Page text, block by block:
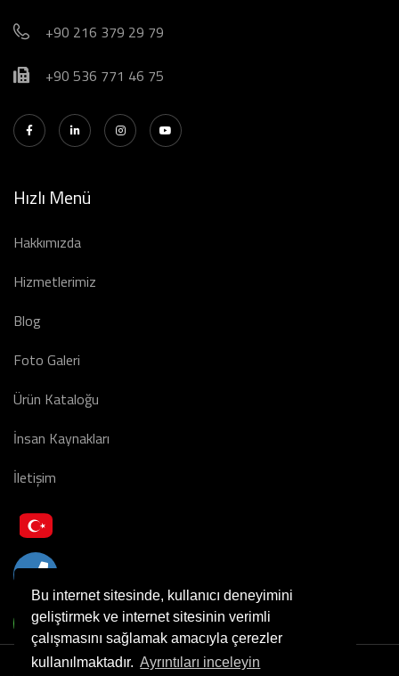
Bu internet sitesinde, kullanıcı deneyimini
geliştirmek ve internet sitesinin verimli
çalışmasını sağlamak amacıyla çerezler
kullanılmaktadır. Ayrıntıları inceleyin
+90 216 379 29 79
+90 536 771 46 75
Hızlı Menü
Hakkımızda
Hizmetlerimiz
Blog
Foto Galeri
Ürün Kataloğu
İnsan Kaynakları
İletişim